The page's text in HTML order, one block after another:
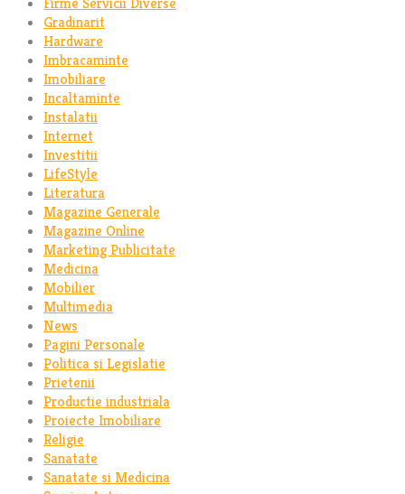
Gradinarit
Hardware
Imbracaminte
Imobiliare
Incaltaminte
Instalatii
Internet
Investitii
LifeStyle
Literatura
Magazine Generale
Magazine Online
Marketing Publicitate
Medicina
Mobilier
Multimedia
News
Pagini Personale
Politica si Legislatie
Prietenii
Productie industriala
Proiecte Imobiliare
Religie
Sanatate
Sanatate si Medicina